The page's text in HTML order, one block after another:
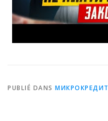
PUBLIÉ DANS МИКРОКРЕДИТ